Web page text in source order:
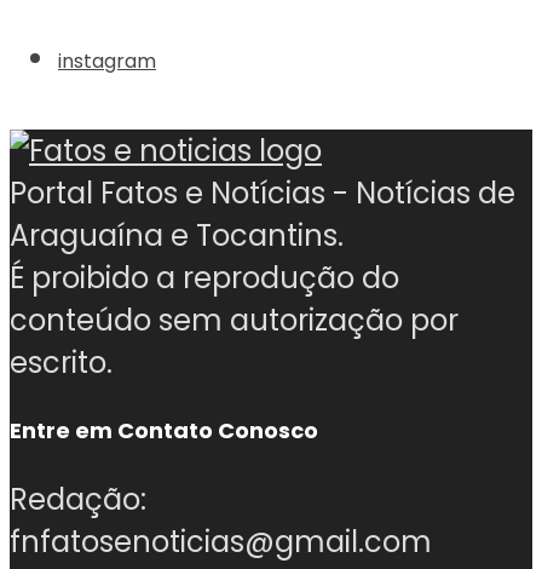
instagram
Portal Fatos e Notícias - Notícias de
Araguaína e Tocantins.
É proibido a reprodução do
conteúdo sem autorização por
escrito.
Entre em Contato Conosco
Redação:
fnfatosenoticias@gmail.com